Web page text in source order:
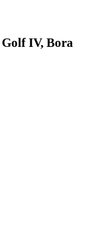
Golf IV, Bora